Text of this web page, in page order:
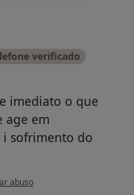
verificado
imediato o que
age em
sofrimento do
do utilizador Rosa Farate
abuso